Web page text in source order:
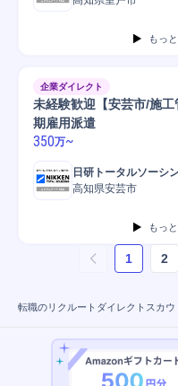
もっ
企業ダイレクト
未経験歓迎【安芸市/施
期雇用派遣
350万~
日研トータルソーシ
高知県安芸市
もっ
1 2
転職のリクルートダイレクトスカウ